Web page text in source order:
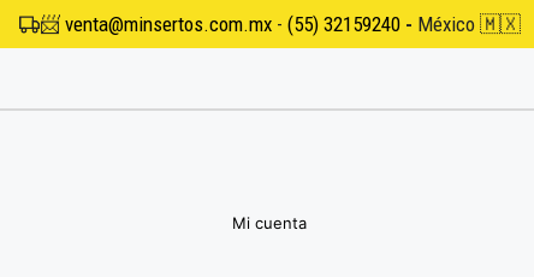
📨 venta@minsertos.com.mx- (55) 32159240 - México 🇲🇽
Mi cuenta